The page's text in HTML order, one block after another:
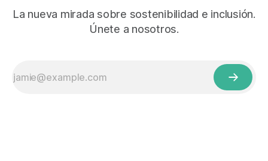
La nueva mirada sobre sostenibilidad e inclusión.
Únete a nosotros.